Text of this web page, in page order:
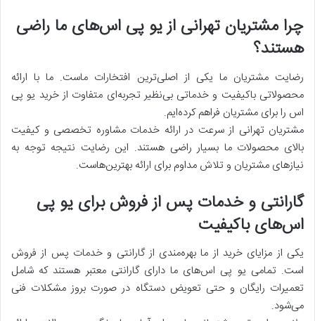
چرا مشتریان تهرانی از یو پی اس‌های ما راضی
هستند؟
رضایت مشتریان ما یکی از اصلی‌ترین افتخارات ماست. ما با ارائه
محصولاتی باکیفیت و خدماتی بی‌نظیر تجربه‌ای متفاوت از خرید یو پی
اس را برای مشتریان فراهم کرده‌ایم.
مشتریان تهرانی از سرعت در ارائه خدمات مشاوره تخصصی و کیفیت
بالای محصولات ما بسیار راضی هستند. این رضایت نتیجه توجه به
نیازهای مشتریان و تلاش مداوم برای ارائه بهترین‌هاست.
گارانتی و خدمات پس از فروش برای یو پی
اس‌های باکیفیت
یکی از مزایای خرید از ما بهره‌مندی از گارانتی و خدمات پس از فروش
است. تمامی یو پی اس‌های ما دارای گارانتی معتبر هستند که شامل
تعمیرات رایگان و حتی تعویض دستگاه در صورت بروز مشکلات فنی
می‌شود.